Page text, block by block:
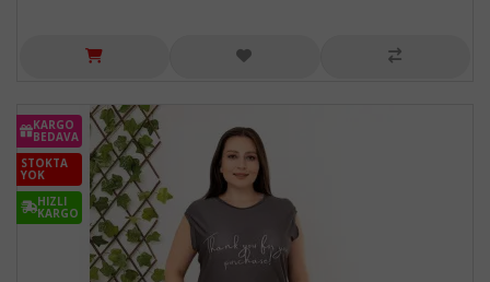
KARGO
BEDAVA
STOKTA
YOK
HIZLI
KARGO